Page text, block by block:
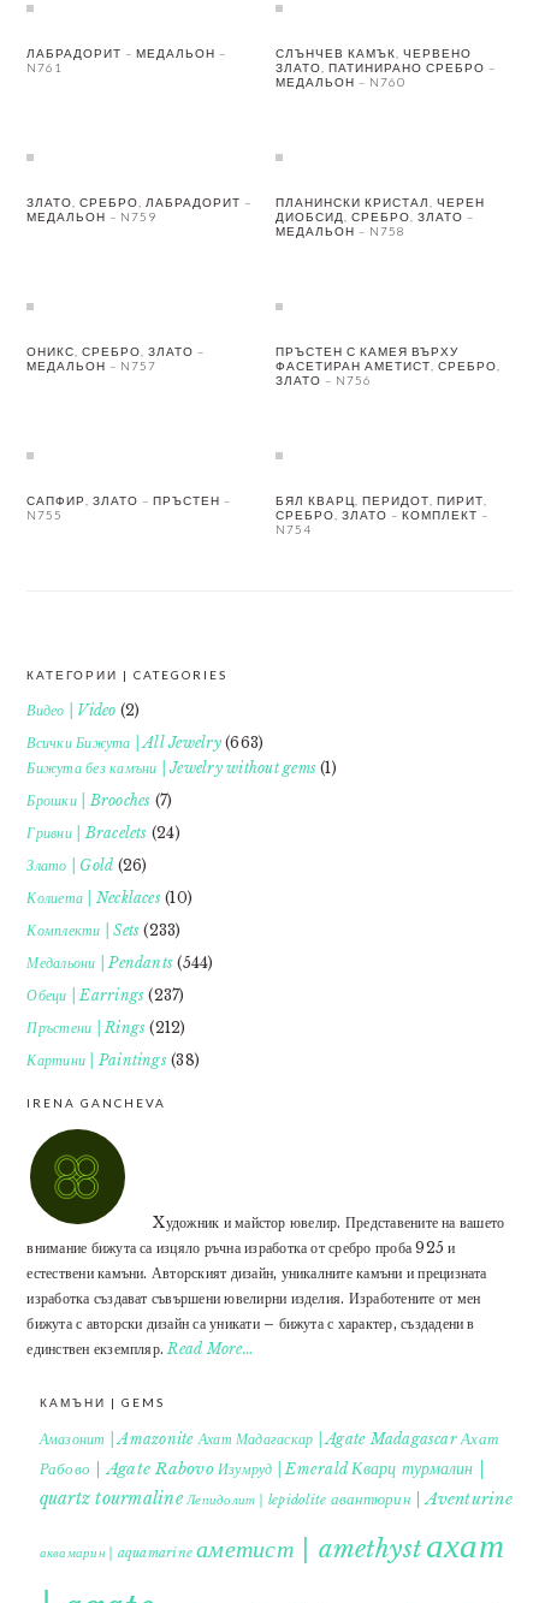
ЛАБРАДОРИТ – МЕДАЛЬОН –
N761
СЛЪНЧЕВ КАМЪК, ЧЕРВЕНО
ЗЛАТО, ПАТИНИРАНО СРЕБРО –
МЕДАЛЬОН – N760
ЗЛАТО, СРЕБРО, ЛАБРАДОРИТ –
МЕДАЛЬОН – N759
ПЛАНИНСКИ КРИСТАЛ, ЧЕРЕН
ДИОБСИД, СРЕБРО, ЗЛАТО –
МЕДАЛЬОН – N758
ОНИКС, СРЕБРО, ЗЛАТО –
МЕДАЛЬОН – N757
ПРЪСТЕН С КАМЕЯ ВЪРХУ
ФАСЕТИРАН АМЕТИСТ, СРЕБРО,
ЗЛАТО – N756
САПФИР, ЗЛАТО – ПРЪСТЕН –
N755
БЯЛ КВАРЦ, ПЕРИДОТ, ПИРИТ,
СРЕБРО, ЗЛАТО – КОМПЛЕКТ –
N754
FOOTER
КАТЕГОРИИ | CATEGORIES
Видео | Video (2)
Всички Бижута | All Jewelry(663)
Бижута без камъни | Jewelry without gems (1)
Брошки | Brooches (7)
Гривни | Bracelets (24)
Злато | Gold (26)
Колиета | Necklaces(10)
Комплекти | Sets (233)
Медальони | Pendants (544)
Обеци | Earrings (237)
Пръстени | Rings (212)
Картини | Paintings(38)
IRENA GANCHEVA
Xудожник и майстор ювелир. Представените на вашето
внимание бижута са изцяло ръчна изработка от сребро проба 925 и
естествени камъни. Авторският дизайн, уникалните камъни и прецизната
изработка създават съвършени ювелирни изделия. Изработените от мен
бижута с авторски дизайн са уникати – бижута с характер, създадени в
единствен екземпляр. Read More…
КАМЪНИ | GEMS
Амазонит | Amazonite Ахат Мадагаскар | Agate Madagascar Ахат
Рабово | Agate Rabovo Изумруд | Emerald Кварц турмалин |
quartz tourmaline Лепидолит | lepidolite авантюрин | Aventurine
аквамарин | aquamarine аметист | amethystахат